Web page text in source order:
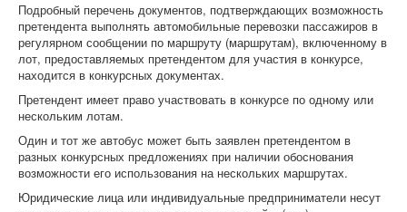
Подробный перечень документов, подтверждающих возможность
претендента выполнять автомобильные перевозки пассажиров в
регулярном сообщении по маршруту (маршрутам), включенному в
лот, предоставляемых претендентом для участия в конкурсе,
находится в конкурсных документах.
Претендент имеет право участвовать в конкурсе по одному или
нескольким лотам.
Один и тот же автобус может быть заявлен претендентом в
разных конкурсных предложениях при наличии обоснования
возможности его использования на нескольких маршрутах.
Юридические лица или индивидуальные предприниматели несут